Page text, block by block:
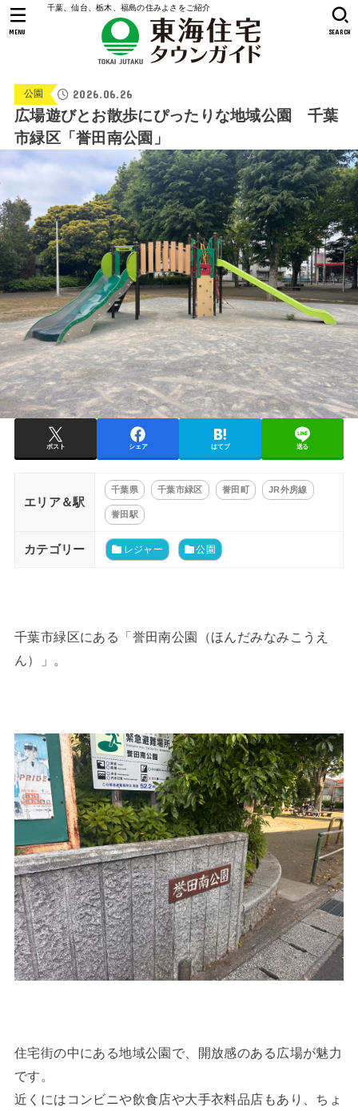
千葉、仙台、栃木、福島の住みよさをご紹介
SEARCH
MENU
公園 2026.06.26
広場遊びとお散歩にぴったりな地域公園 千葉
市緑区「誉田南公園」
ポスト シェア はてブ 送る
エリア＆駅
千葉県 千葉市緑区 誉田町 JR外房線
誉田駅
カテゴリー レジャー 公園
千葉市緑区にある「誉田南公園（ほんだみなみこうえ
ん）」。
住宅街の中にある地域公園で、開放感のある広場が魅力
です。
近くにはコンビニや飲食店や大手衣料品店もあり、ちょ